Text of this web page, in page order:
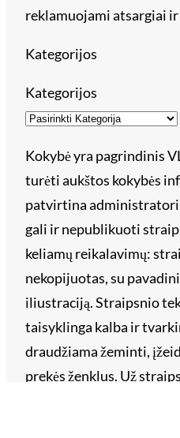
reklamuojami atsargiai
Kategorijos
Kategorijos
Kokybė yra pagrindinis
turėti aukštos kokybės
patvirtina
gali ir nepublikuoti
keliamų reikalavimų:
nekopijuotas, su
iliustraciją. Straipsnio
taisyklinga kalba ir
draudžiama žeminti,
prekės ženklus. Už